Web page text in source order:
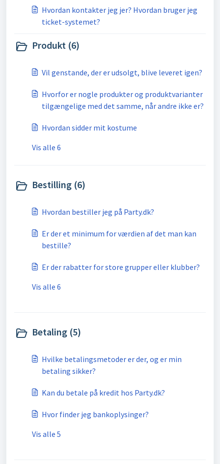
Hvordan kontakter jeg jer? Hvordan bruger jeg
ticket-systemet?
Produkt (6)
Vil genstande, der er udsolgt, blive leveret igen?
Hvorfor er nogle produkter og produktvarianter
tilgængelige med det samme, når andre ikke er?
Hvordan sidder mit kostume
Vis alle 6
Bestilling (6)
Hvordan bestiller jeg på Party.dk?
Er der et minimum for værdien af det man kan
bestille?
Er der rabatter for store grupper eller klubber?
Vis alle 6
Betaling (5)
Hvilke betalingsmetoder er der, og er min
betaling sikker?
Kan du betale på kredit hos Party.dk?
Hvor finder jeg bankoplysinger?
Vis alle 5